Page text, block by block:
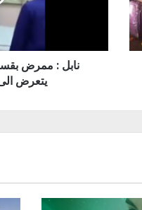
نابل : ممرض
يتعرض الى